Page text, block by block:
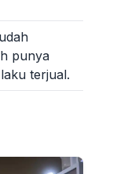
punya
terjual.